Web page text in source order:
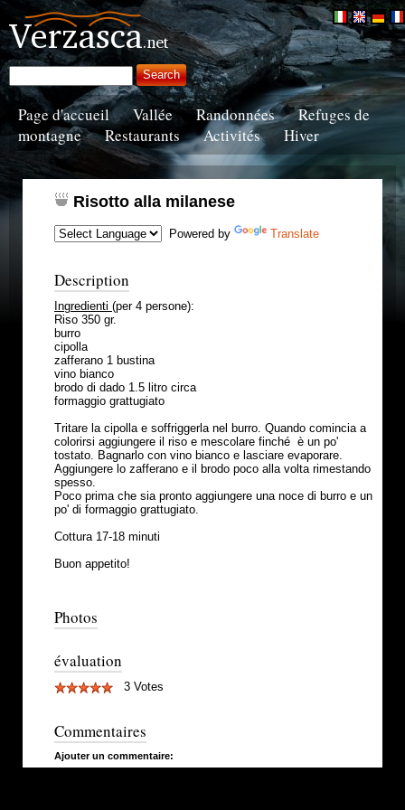
Page d'accueil Vallée Randonnées
Refuges de
montagne
Restaurants Activités Hiver
Risotto alla milanese
Powered by Translate
Description
Ingredienti (per 4 persone):
Riso 350 gr.
burro
cipolla
zafferano 1 bustina
vino bianco
brodo di dado 1.5 litro circa
formaggio grattugiato
Tritare la cipolla e soffriggerla nel burro. Quando comincia a
colorirsi aggiungere il riso e mescolare finché è un po'
tostato. Bagnarlo con vino bianco e lasciare evaporare.
Aggiungere lo zafferano e il brodo poco alla volta rimestando
spesso.
Poco prima che sia pronto aggiungere una noce di burro e un
po' di formaggio grattugiato.
Cottura 17-18 minuti
Buon appetito!
Photos
évaluation
3 Votes
Commentaires
Ajouter un commentaire: